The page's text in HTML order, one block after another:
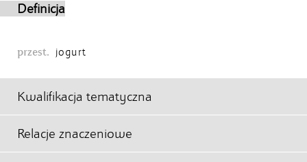
Definicja
przest. jogurt
Kwalifikacja tematyczna
Relacje znaczeniowe